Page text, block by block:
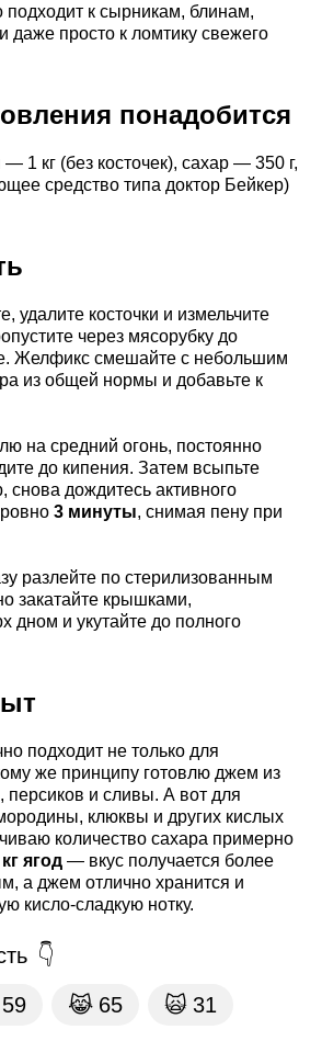
подходит к сырникам, блинам,
даже просто к ломтику свежего
понадобится
1 кг (без косточек), сахар — 350 г,
средство типа доктор Бейкер)
удалите косточки и измельчите
через мясорубку до
Желфикс смешайте с небольшим
из общей нормы и добавьте к
на средний огонь, постоянно
до кипения. Затем всыпьте
снова дождитесь активного
3 минуты, снимая пену при
разлейте по стерилизованным
закатайте крышками,
дном и укутайте до полного
подходит не только для
же принципу готовлю джем из
персиков и сливы. А вот для
клюквы и других кислых
количество сахара примерно
ягод — вкус получается более
а джем отлично хранится и
кисло-сладкую нотку.
59 😹 65 🙀 31